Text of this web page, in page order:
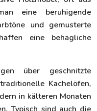
eine beruhigende
und gemusterte
eine behagliche
über geschnitzte
Kachelöfen,
in kälteren Monaten